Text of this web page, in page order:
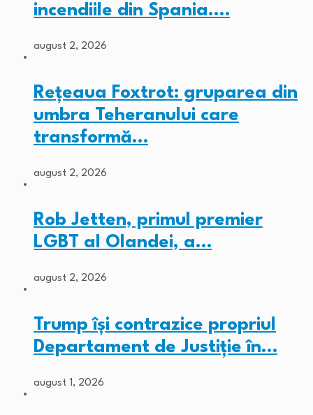
incendiile din Spania.…
august 2, 2026
Rețeaua Foxtrot: gruparea din
umbra Teheranului care
transformă…
august 2, 2026
Rob Jetten, primul premier
LGBT al Olandei, a…
august 2, 2026
Trump își contrazice propriul
Departament de Justiție în…
august 1, 2026